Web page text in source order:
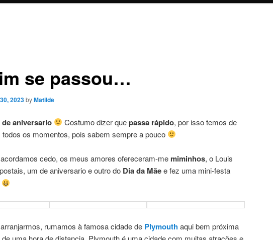
se passou…
2023byMatilde
de aniversario Costumo dizer quepassa rápido, por isso temos de
todos os momentos, pois sabem sempre a pouco
cedo, os meus amores ofereceram-me miminhos, o Louis
um de aniversario e outro do Dia da Mãee fez uma mini-festa
rumamos à famosa cidade de Plymouthaqui bem próxima